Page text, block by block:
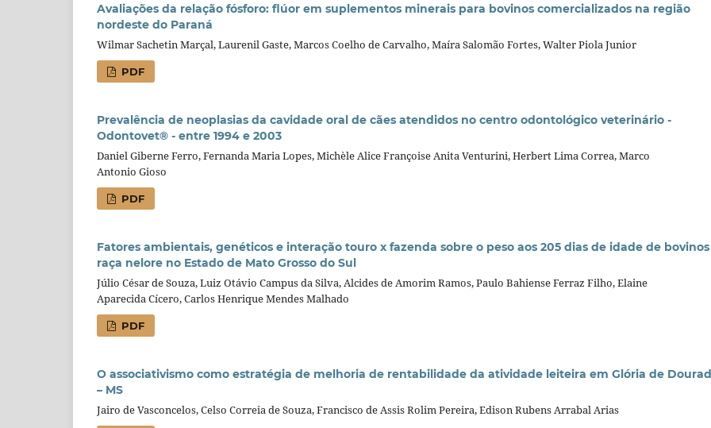
Avaliações da relação fósforo: flúor em suplementos minerais para bovinos comercializados na região
nordeste do Paraná
Wilmar Sachetin Marçal, Laurenil Gaste, Marcos Coelho de Carvalho, Maíra Salomão Fortes, Walter Piola Junior
PDF
Prevalência de neoplasias da cavidade oral de cães atendidos no centro odontológico veterinário -
Odontovet® - entre 1994 e 2003
Daniel Giberne Ferro, Fernanda Maria Lopes, Michèle Alice Françoise Anita Venturini, Herbert Lima Correa, Marco
Antonio Gioso
PDF
Fatores ambientais, genéticos e interação touro x fazenda sobre o peso aos 205 dias de idade de
raça nelore no Estado de Mato Grosso do Sul
Júlio César de Souza, Luiz Otávio Campus da Silva, Alcides de Amorim Ramos, Paulo Bahiense Ferraz Filho, Elaine
Aparecida Cícero, Carlos Henrique Mendes Malhado
PDF
O associativismo como estratégia de melhoria de rentabilidade da atividade leiteira em Glória de
– MS
Jairo de Vasconcelos, Celso Correia de Souza, Francisco de Assis Rolim Pereira, Edison Rubens Arrabal Arias